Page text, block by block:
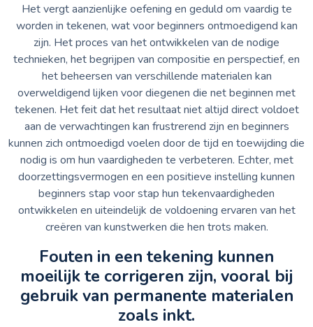
Het vergt aanzienlijke oefening en geduld om vaardig te
worden in tekenen, wat voor beginners ontmoedigend kan
zijn. Het proces van het ontwikkelen van de nodige
technieken, het begrijpen van compositie en perspectief, en
het beheersen van verschillende materialen kan
overweldigend lijken voor diegenen die net beginnen met
tekenen. Het feit dat het resultaat niet altijd direct voldoet
aan de verwachtingen kan frustrerend zijn en beginners
kunnen zich ontmoedigd voelen door de tijd en toewijding die
nodig is om hun vaardigheden te verbeteren. Echter, met
doorzettingsvermogen en een positieve instelling kunnen
beginners stap voor stap hun tekenvaardigheden
ontwikkelen en uiteindelijk de voldoening ervaren van het
creëren van kunstwerken die hen trots maken.
Fouten in een tekening kunnen
moeilijk te corrigeren zijn, vooral bij
gebruik van permanente materialen
zoals inkt.